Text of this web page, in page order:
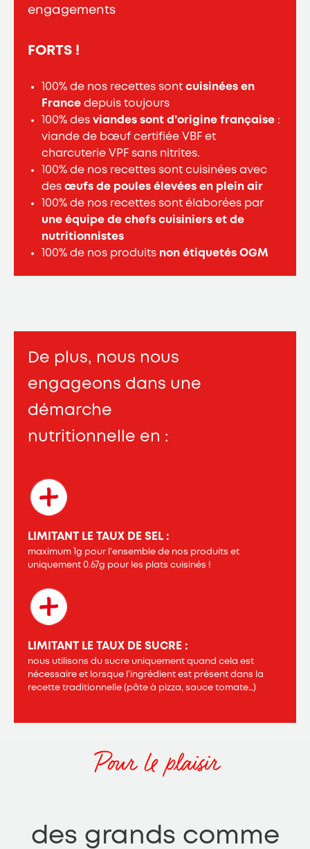
engagements
FORTS !
100% de nos recettes sont cuisinées en
France depuis toujours
100% des viandes sont d’origine française :
viande de bœuf certifiée VBF et
charcuterie VPF sans nitrites.
100% de nos recettes sont cuisinées avec
des œufs de poules élevées en plein air
100% de nos recettes sont élaborées par
une équipe de chefs cuisiniers et de
nutritionnistes
100% de nos produits non étiquetés OGM
De plus, nous nous
engageons dans une
démarche
nutritionnelle en :
LIMITANT LE TAUX DE SEL :
maximum 1g pour l’ensemble de nos produits et
uniquement 0.67g pour les plats cuisinés !
LIMITANT LE TAUX DE SUCRE :
nous utilisons du sucre uniquement quand cela est
nécessaire et lorsque l’ingrédient est présent dans la
recette traditionnelle (pâte à pizza, sauce tomate…)
Pour le plaisir
des grands comme